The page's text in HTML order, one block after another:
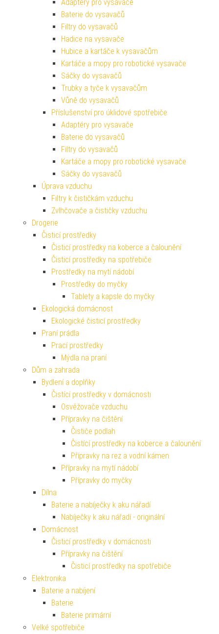
Adaptéry pro vysavače
Baterie do vysavačů
Filtry do vysavačů
Hadice na vysavače
Hubice a kartáče k vysavačům
Kartáče a mopy pro robotické vysavače
Sáčky do vysavačů
Trubky a tyče k vysavačům
Vůně do vysavačů
Příslušenství pro úklidové spotřebiče
Adaptéry pro vysavače
Baterie do vysavačů
Filtry do vysavačů
Kartáče a mopy pro robotické vysavače
Sáčky do vysavačů
Úprava vzduchu
Filtry k čističkám vzduchu
Zvlhčovače a čističky vzduchu
Drogerie
Čisticí prostředky
Čisticí prostředky na koberce a čalounění
Čisticí prostředky na spotřebiče
Prostředky na mytí nádobí
Prostředky do myčky
Tablety a kapsle do myčky
Ekologická domácnost
Ekologické čisticí prostředky
Praní prádla
Prací prostředky
Mýdla na praní
Dům a zahrada
Bydlení a doplňky
Čistící prostředky v domácnosti
Osvěžovače vzduchu
Přípravky na čištění
Čističe podlah
Čistící prostředky na koberce a čalounění
Přípravky na rez a vodní kámen
Přípravky na mytí nádobí
Přípravky do myčky
Dílna
Baterie a nabíječky k aku nářadí
Nabíječky k aku nářadí - originální
Domácnost
Čisticí prostředky v domácnosti
Přípravky na čištění
Čisticí prostředky na spotřebiče
Elektronika
Baterie a nabíjení
Baterie
Baterie primární
Velké spotřebiče